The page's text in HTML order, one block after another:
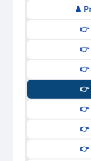
♟️
👉
👉
👉
👉
👉
👉
👉